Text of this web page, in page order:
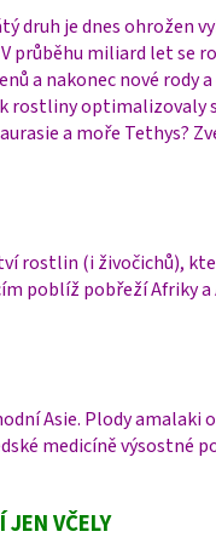
druh je dnes ohrožen
průběhu miliard let se
a nakonec nové rody
rostliny optimalizovaly
a moře Tethys?
rostlin (i živočichů),
poblíž pobřeží Afriky
Asie. Plody amalaki
medicíně výsostné
VČELY